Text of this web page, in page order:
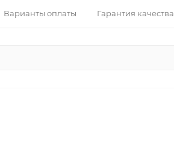
Варианты оплаты Гарантия качества